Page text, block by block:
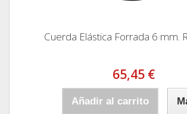
Cuerda Elástica Forrada 6 mm.
65,45 €
Añadir al carrito